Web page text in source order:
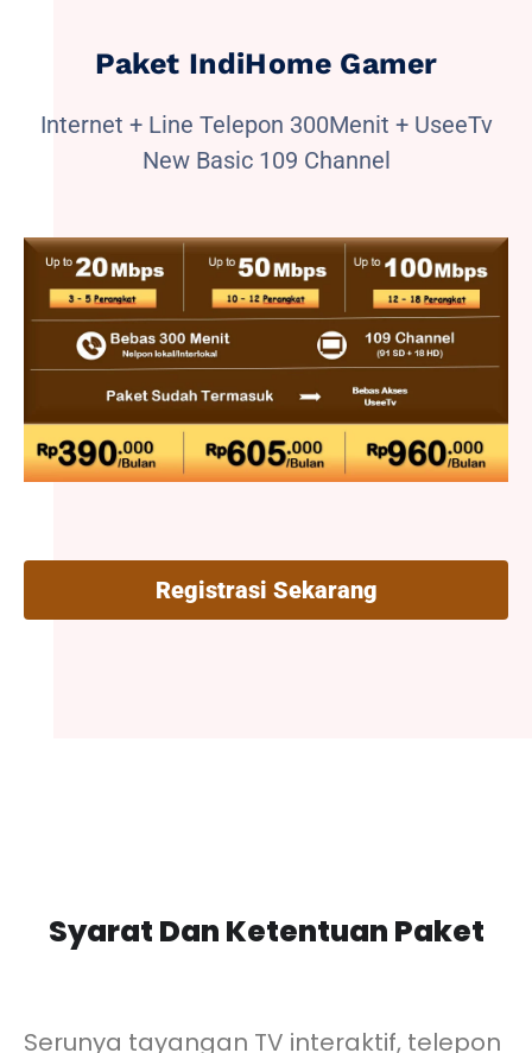
Paket IndiHome Gamer
Internet + Line Telepon 300Menit + UseeTv
New Basic 109 Channel
Registrasi Sekarang
Syarat Dan Ketentuan Paket
Serunya tayangan TV interaktif, telepon